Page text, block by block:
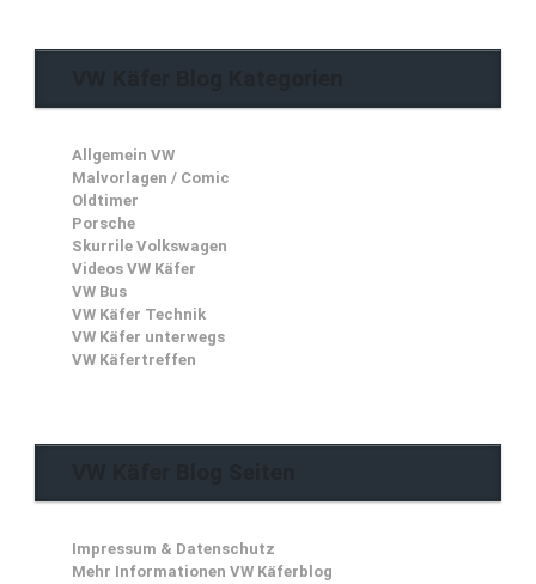
Allgemein VW
Malvorlagen / Comic
Oldtimer
Porsche
Skurrile Volkswagen
Videos VW Käfer
VW Bus
VW Käfer Technik
VW Käfer unterwegs
VW Käfertreffen
Impressum & Datenschutz
Mehr Informationen VW Käferblog